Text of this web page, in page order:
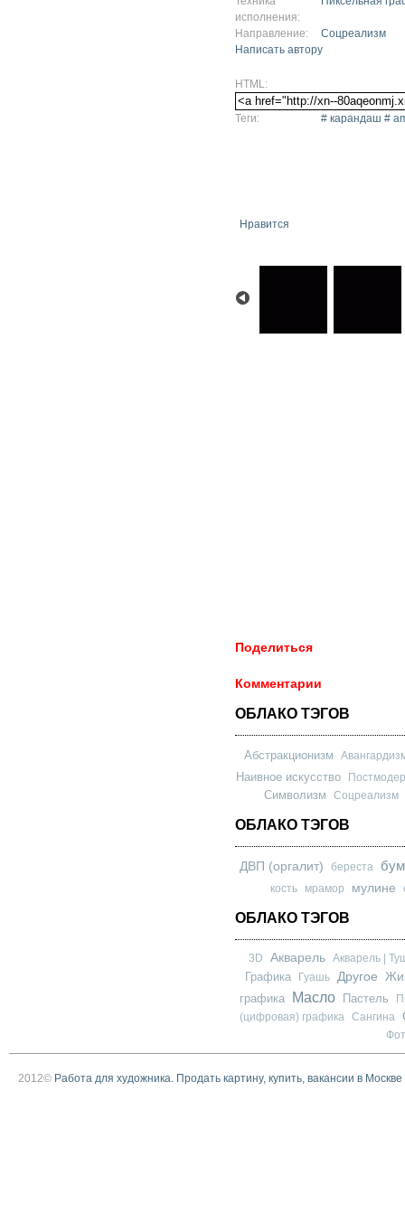
исполнения:
Направление:
Соцреализм
Написать автору
HTML:
Теги: # карандаш #
Нравится
Поделиться
Комментарии
ОБЛАКО ТЭГОВ
Абстракционизм
Наивное искусство
Символизм Соцреализм
ОБЛАКО ТЭГОВ
ДВП (оргалит) береста
кость мрамор мулине
ОБЛАКО ТЭГОВ
3D Акварель Акварель |
Графика Гуашь Другое
графика
Масло Пастель
(цифровая) графика
Сангина
2012© Работа для художника. Продать картину, купить, вакансии в Москве